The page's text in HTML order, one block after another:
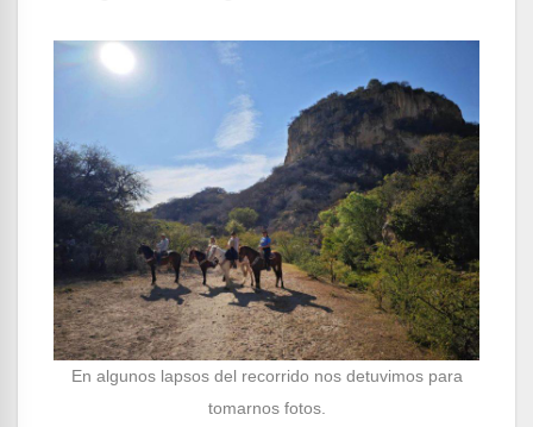
En algunos lapsos del recorrido nos detuvimos para
tomarnos fotos.